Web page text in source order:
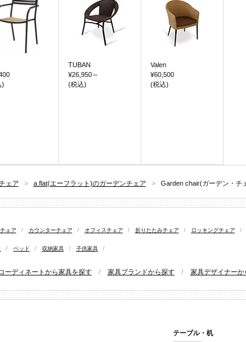
)
TUBAN
¥26,950～
(税込)
Valen
¥60,500
(税込)
ェア > a.flat(エーフラット)のガーデンチェア > Garden chair(ガーデン・チ
ェア / カウンターチェア / オフィスチェア / 折りたたみチェア / ロッキングチェア /
/ ベッド / 収納家具 / 子供家具 /
ーディネートから家具を探す / 家具ブランドから探す / 家具デザイナーか
テーブル・机